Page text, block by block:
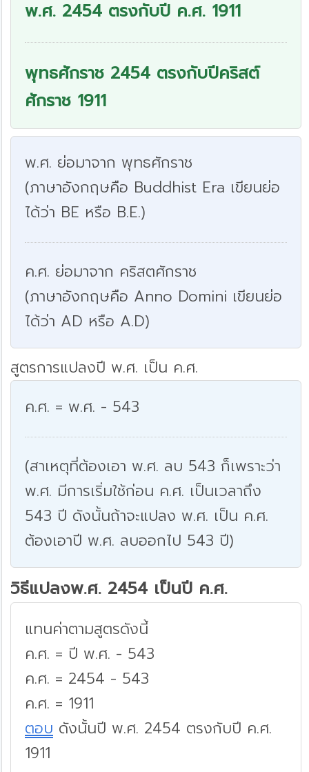
พ.ศ. 2454 ตรงกับปี ค.ศ. 1911
พุทธศักราช 2454 ตรงกับปีคริสต์
ศักราช 1911
พ.ศ. ย่อมาจาก พุทธศักราช
(ภาษาอังกฤษคือ Buddhist Era เขียนย่อ
ได้ว่า BE หรือ B.E.)
ค.ศ. ย่อมาจาก คริสตศักราช
(ภาษาอังกฤษคือ Anno Domini เขียนย่อ
ได้ว่า AD หรือ A.D)
สูตรการแปลงปี พ.ศ. เป็น ค.ศ.
ค.ศ. = พ.ศ. - 543
(สาเหตุที่ต้องเอา พ.ศ. ลบ 543 ก็เพราะว่า
พ.ศ. มีการเริ่มใช้ก่อน ค.ศ. เป็นเวลาถึง
543 ปี ดังนั้นถ้าจะแปลง พ.ศ. เป็น ค.ศ.
ต้องเอาปี พ.ศ. ลบออกไป 543 ปี)
วิธีแปลงพ.ศ. 2454 เป็นปี ค.ศ.
แทนค่าตามสูตรดังนี้
ค.ศ. = ปี พ.ศ. - 543
ค.ศ. = 2454 - 543
ค.ศ. = 1911
ตอบ ดังนั้นปี พ.ศ. 2454 ตรงกับปี ค.ศ.
1911